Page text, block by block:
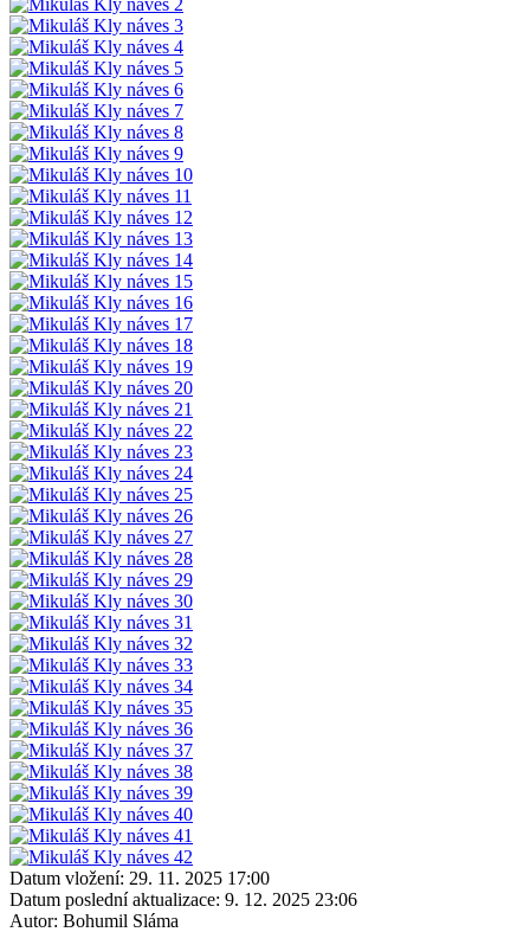
Datum vložení: 29. 11. 2025 17:00
Datum poslední aktualizace: 9. 12. 2025 23:06
Autor: Bohumil Sláma